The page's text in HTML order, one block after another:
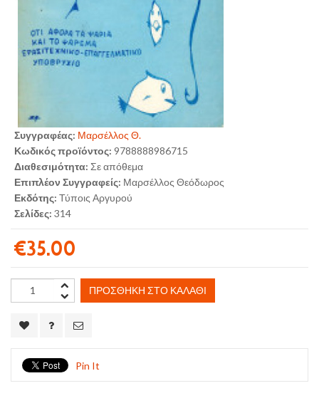
Συγγραφέας: Μαρσέλλος Θ.
Κωδικός προϊόντος: 9788888986715
Διαθεσιμότητα: Σε απόθεμα
Επιπλέον Συγγραφείς: Μαρσέλλος Θεόδωρος
Εκδότης: Τύποις Αργυρού
Σελίδες: 314
€35.00
ΠΡΟΣΘΉΚΗ ΣΤΟ ΚΑΛΆΘΙ
Pin It